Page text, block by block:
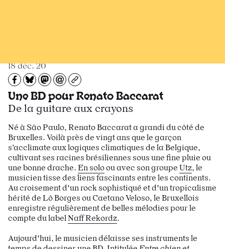
18 déc. 20
Partagez sur Facebook
Partager sur Bluesky
Partager sur Mastodon
Partagez par e-mail
Copiez l’url
Une BD pour Renato Baccarat
De la guitare aux crayons
Né à São Paulo, Renato Baccarat a grandi du côté de
Bruxelles. Voilà près de vingt ans que le garçon
s’acclimate aux logiques climatiques de la Belgique,
cultivant ses racines brésiliennes sous une fine pluie ou
une bonne drache. En soloou avec son groupe Utz, le
musicien tisse des liens fascinants entre les continents.
Au croisement d'un rock sophistiqué et d'un tropicalisme
hérité de Lô Borges ou Caetano Veloso, le Bruxellois
enregistre régulièrement de belles mélodies pour le
compte du labelNaff Rekordz.
Aujourd'hui, le musicien délaisse ses instruments le